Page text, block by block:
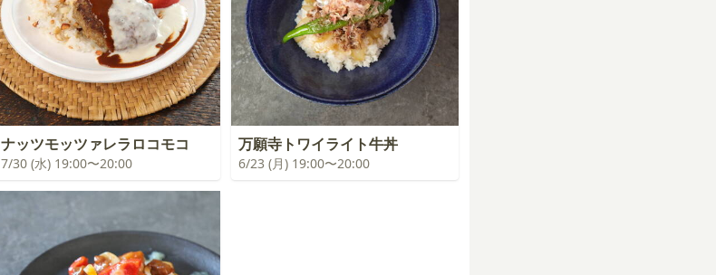
ナッツモッツァレラロコモコ
7/30 (水) 19:00〜20:00
万願寺トワイライト牛丼
6/23 (月) 19:00〜20:00